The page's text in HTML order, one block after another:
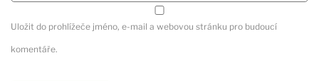
Uložit do prohlížeče jméno, e-mail a webovou stránku pro budoucí
komentáře.